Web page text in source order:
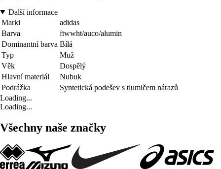
Další informace
Marki
adidas
Barva
ftwwht/auco/alumin
Dominantní barva Bílá
Typ
Muž
Věk
Dospělý
Hlavní materiál
Nubuk
Podrážka
Syntetická podešev s tlumičem nárazů
Loading...
Loading...
Všechny naše značky